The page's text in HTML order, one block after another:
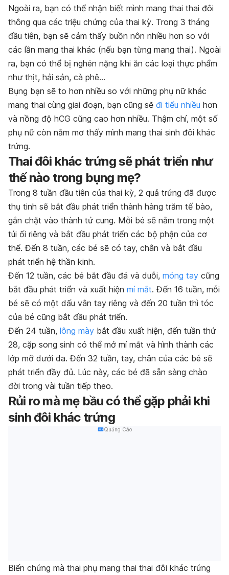
Ngoài ra, bạn có thể nhận biết mình mang thai thai đôi
thông qua các triệu chứng của thai kỳ. Trong 3 tháng
đầu tiên, bạn sẽ cảm thấy buồn nôn nhiều hơn so với
các lần mang thai khác (nếu bạn từng mang thai). Ngoài
ra, bạn có thể bị nghén nặng khi ăn các loại thực phẩm
như thịt, hải sản, cà phê…
Bụng bạn sẽ to hơn nhiều so với những phụ nữ khác
mang thai cùng giai đoạn, bạn cũng sẽ đi tiểu nhiều hơn
và nồng độ hCG cũng cao hơn nhiều. Thậm chí, một số
phụ nữ còn nằm mơ thấy mình mang thai sinh đôi khác
trứng.
Thai đôi khác trứng sẽ phát triển như
thế nào trong bụng mẹ?
Trong 8 tuần đầu tiên của thai kỳ, 2 quả trứng đã được
thụ tinh sẽ bắt đầu phát triển thành hàng trăm tế bào,
gắn chặt vào thành tử cung. Mỗi bé sẽ nằm trong một
túi ối riêng và bắt đầu phát triển các bộ phận của cơ
thể. Đến 8 tuần, các bé sẽ có tay, chân và bắt đầu
phát triển hệ thần kinh.
Đến 12 tuần, các bé bắt đầu đá và duỗi, móng tay cũng
bắt đầu phát triển và xuất hiện mí mắt. Đến 16 tuần, mỗi
bé sẽ có một dấu vân tay riêng và đến 20 tuần thì tóc
của bé cũng bắt đầu phát triển.
Đến 24 tuần, lông mày bắt đầu xuất hiện, đến tuần thứ
28, cặp song sinh có thể mở mí mắt và hình thành các
lớp mỡ dưới da. Đến 32 tuần, tay, chân của các bé sẽ
phát triển đầy đủ. Lúc này, các bé đã sẵn sàng chào
đời trong vài tuần tiếp theo.
Rủi ro mà mẹ bầu có thể gặp phải khi
sinh đôi khác trứng
Quảng Cáo
Biến chứng mà thai phụ mang thai thai đôi khác trứng